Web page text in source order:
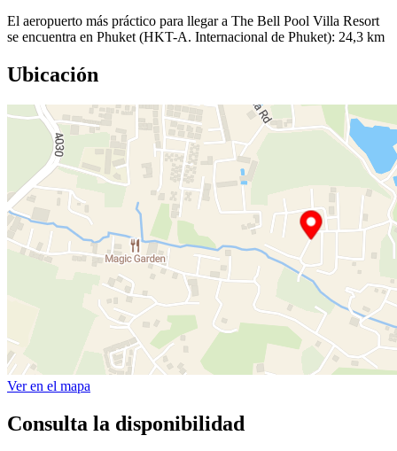
El aeropuerto más práctico para llegar a The Bell Pool Villa Resort
se encuentra en Phuket (HKT-A. Internacional de Phuket): 24,3 km
Ubicación
Ver en el mapa
Consulta la disponibilidad